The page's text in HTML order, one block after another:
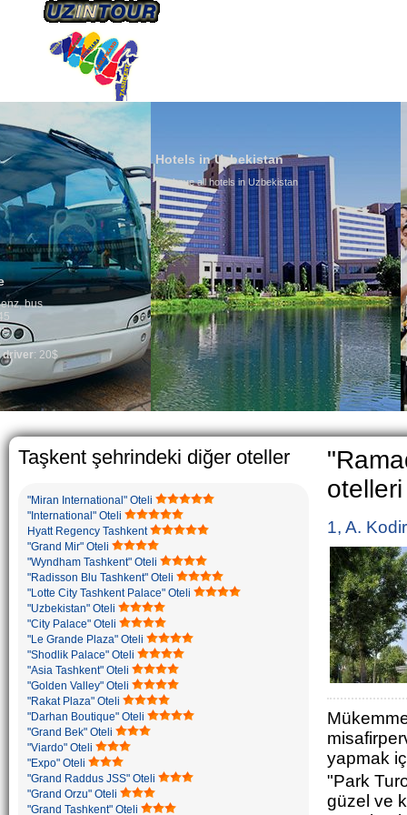
Hotels in Uzbekistan
We have all hotels in Uzbekistan
Culture of
By nature Uzbeks
is why migration
any influence on
general, the level
growth is very
marriages is
percentage of
in the world.
family is regarded
The usual Uzbek
rather big. On the
5-6 children.
Taşkent şehrindeki diğer oteller
"Miran International" Oteli
"International" Oteli
Hyatt Regency Tashkent
"Grand Mir" Oteli
"Wyndham Tashkent" Oteli
"Radisson Blu Tashkent" Oteli
"Lotte City Tashkent Palace" Oteli
"Uzbekistan" Oteli
"City Palace" Oteli
"Le Grande Plaza" Oteli
"Shodlik Palace" Oteli
"Asia Tashkent" Oteli
"Golden Valley" Oteli
"Rakat Plaza" Oteli
"Darhan Boutique" Oteli
"Grand Bek" Oteli
"Viardo" Oteli
"Expo" Oteli
"Grand Raddus JSS" Oteli
"Grand Orzu" Oteli
"Grand Tashkent" Oteli
otelleri
1, A.
yapmak
"Park
güzel ve